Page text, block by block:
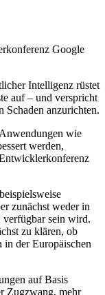
Google
Intelligenz rüstet
auf – und verspricht
Schaden anzurichten.
wie
werden,
zunächst weder in
sein wird.
zu klären, ob
der Europäischen
auf Basis
Zugzwang, mehr